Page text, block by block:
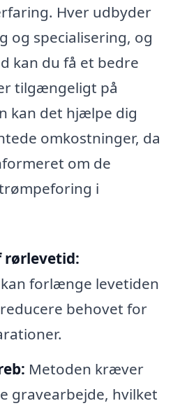
Hver udbyder
og specialisering, og
kan du få et bedre
tilgængeligt på
kan det hjælpe dig
omkostninger, da
om de
i
rørlevetid:
forlænge levetiden
behovet for
Metoden kræver
gravearbejde, hvilket